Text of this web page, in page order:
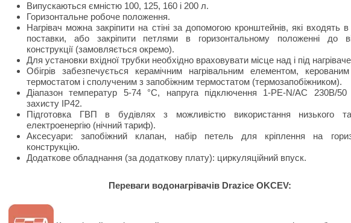
Випускаються ємністю 100, 125, 160 і 200 л.
Горизонтальне робоче положення.
Нагрівач можна закріпити на стіні за допомогою кронштейнів, які входять
поставки, або закріпити петлями в горизонтальному положенні до
конструкції (замовляється окремо).
Для установки вхідної трубки необхідно враховувати місце над і під
Обігрів забезпечується керамічним нагрівальним елементом,
термостатом і сполученим з запобіжним термостатом (термозапобіжником).
Діапазон температур 5-74 °C, напруга підключення 1-PE-N/AC 230В/
захисту IP42.
Підготовка ГВП в будівлях з можливістю використання низького
електроенергію (нічний тариф).
Аксесуари: запобіжний клапан, набір петель для кріплення на
конструкцію.
Додаткове обладнання (за додаткову плату): циркуляційний впуск.
Переваги водонагрівачів Drazice OKCEV: